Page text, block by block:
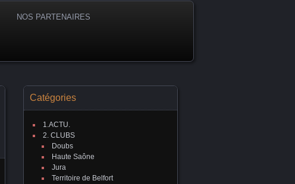
NOS PARTENAIRES
Catégories
1.ACTU.
2. CLUBS
Doubs
Haute Saône
Jura
Territoire de Belfort